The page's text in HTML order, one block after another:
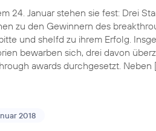
24. Januar stehen sie fest: Drei
zu den Gewinnern des
und shelfd zu ihrem Erfolg.
bewarben sich, drei davon
awards durchgesetzt. Neben
2018